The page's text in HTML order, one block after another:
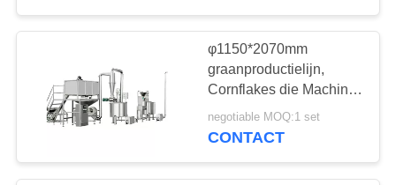
FABRIEKSREIS
KWALITEITSCONTROLE
CONTACTEER
ONS
φ1150*2070mm
graanproductielijn,
Cornflakes die Machine
maken
negotiable MOQ:1 set
CONTACT